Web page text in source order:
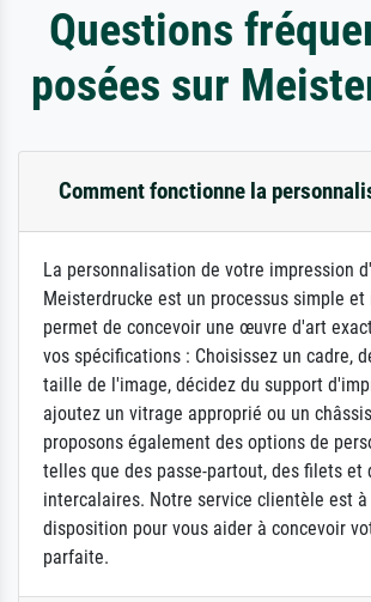
Questions
posées sur
Comment fonctionne la
La personnalisation de votre impression
Meisterdrucke est un processus simple
permet de concevoir une œuvre d'art
vos spécifications : Choisissez un cadre,
taille de l'image, décidez du support
ajoutez un vitrage approprié ou un
proposons également des options de
telles que des passe-partout, des filets et
intercalaires. Notre service clientèle est à
disposition pour vous aider à concevoir
parfaite.